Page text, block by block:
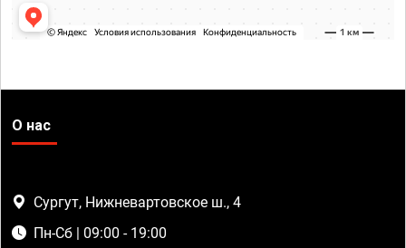
О нас
Сургут, Нижневартовское ш., 4
Пн-Сб | 09:00 - 19:00